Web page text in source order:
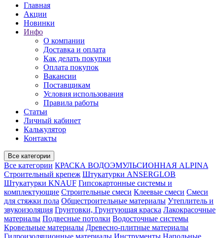
Главная
Акции
Новинки
Инфо
О компании
Доставка и оплата
Как делать покупки
Оплата покупок
Вакансии
Поставщикам
Условия использования
Правила работы
Статьи
Личный кабинет
Калькулятор
Контакты
Все категории
Все категории КРАСКА ВОДОЭМУЛЬСИОННАЯ ALPINA
Строительный крепеж Штукатурки ANSERGLOB
Штукатурки KNAUF Гипсокартонные системы и
комплектующие Строительные смеси Клеевые смеси Смеси
для стяжки пола Общестроительные материалы Утеплитель и
звукоизоляция Грунтовки, Грунтующая краска Лакокрасочные
материалы Подвесные потолки Водосточные системы
Кровельные материалы Древесно-плитные материалы
Гидроизоляционные материалы Инструменты Напольные